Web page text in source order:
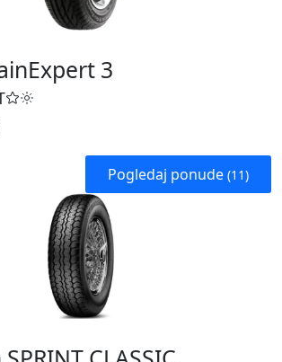
3
Pogledaj ponude (11)